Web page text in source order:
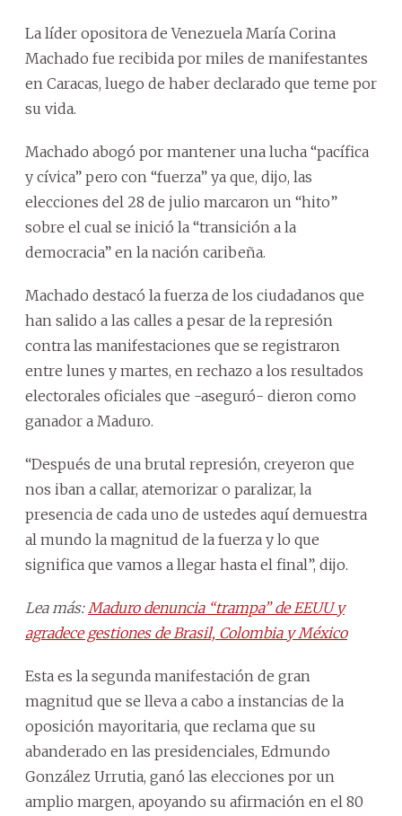
La líder opositora de Venezuela María Corina
Machado fue recibida por miles de manifestantes
en Caracas, luego de haber declarado que teme por
su vida.
Machado abogó por mantener una lucha “pacífica
y cívica” pero con “fuerza” ya que, dijo, las
elecciones del 28 de julio marcaron un “hito”
sobre el cual se inició la “transición a la
democracia” en la nación caribeña.
Machado destacó la fuerza de los ciudadanos que
han salido a las calles a pesar de la represión
contra las manifestaciones que se registraron
entre lunes y martes, en rechazo a los resultados
electorales oficiales que -aseguró- dieron como
ganador a Maduro.
“Después de una brutal represión, creyeron que
nos iban a callar, atemorizar o paralizar, la
presencia de cada uno de ustedes aquí demuestra
al mundo la magnitud de la fuerza y lo que
significa que vamos a llegar hasta el final”, dijo.
Lea más: Maduro denuncia “trampa” de EEUU y
agradece gestiones de Brasil, Colombia y México
Esta es la segunda manifestación de gran
magnitud que se lleva a cabo a instancias de la
oposición mayoritaria, que reclama que su
abanderado en las presidenciales, Edmundo
González Urrutia, ganó las elecciones por un
amplio margen, apoyando su afirmación en el 80